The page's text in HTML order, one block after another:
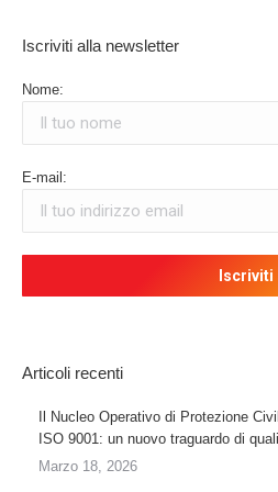
in
in
in
in
Iscriviti alla newsletter
Nome:
E-mail:
Articoli recenti
Il Nucleo Operativo di Protezione
ISO 9001: un nuovo traguardo di
Marzo 18, 2026